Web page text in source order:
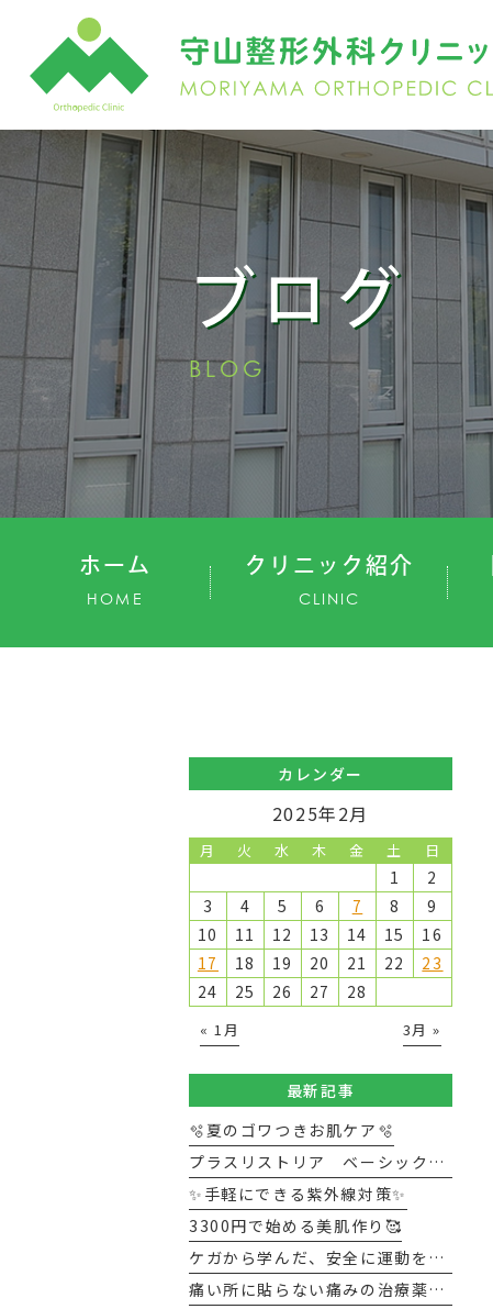
ブログ
BLOG
ホーム
HOME
クリニック紹介
CLINIC
カレンダー
2025年2月
月 火 水 木 金 土 日
1
2
3
4 5 6 7 8
9
10
11 12 13 14 15
16
17
18 19 20 21 22
23
24
25 26 27 28
« 1月 3月 »
最新記事
🫧夏のゴワつきお肌ケア🫧
プラスリストリア ベーシックキット
✨手軽にできる紫外線対策✨
3300円で始める美肌作り🥰
ケガから学んだ、安全に運動を続けるポイント
痛い所に貼らない痛みの治療薬ジクトルテープ